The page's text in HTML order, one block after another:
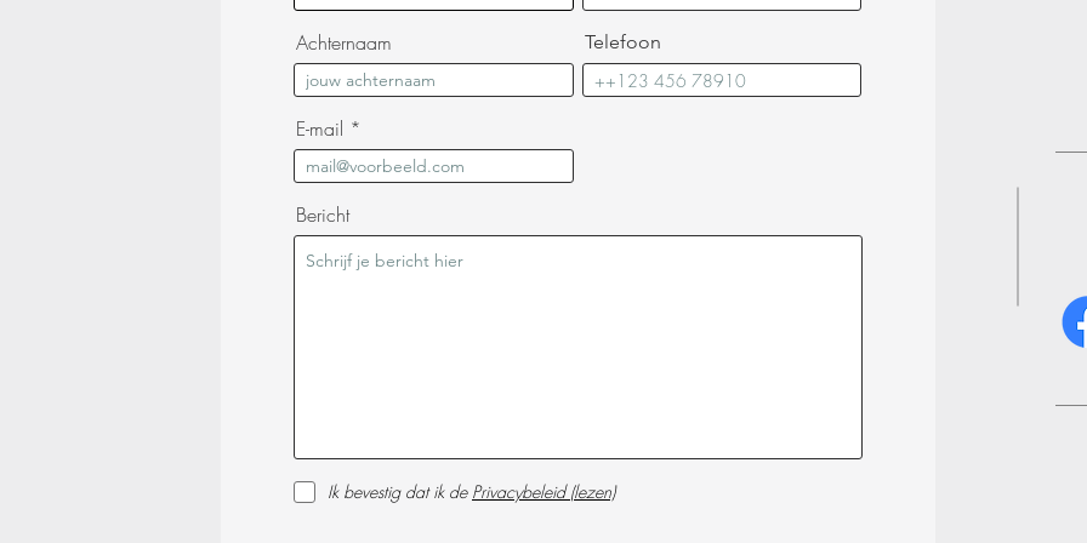
Achternaam Telefoon
E-mail
Bericht
Ik bevestig dat ik de Privacybeleid (lezen)